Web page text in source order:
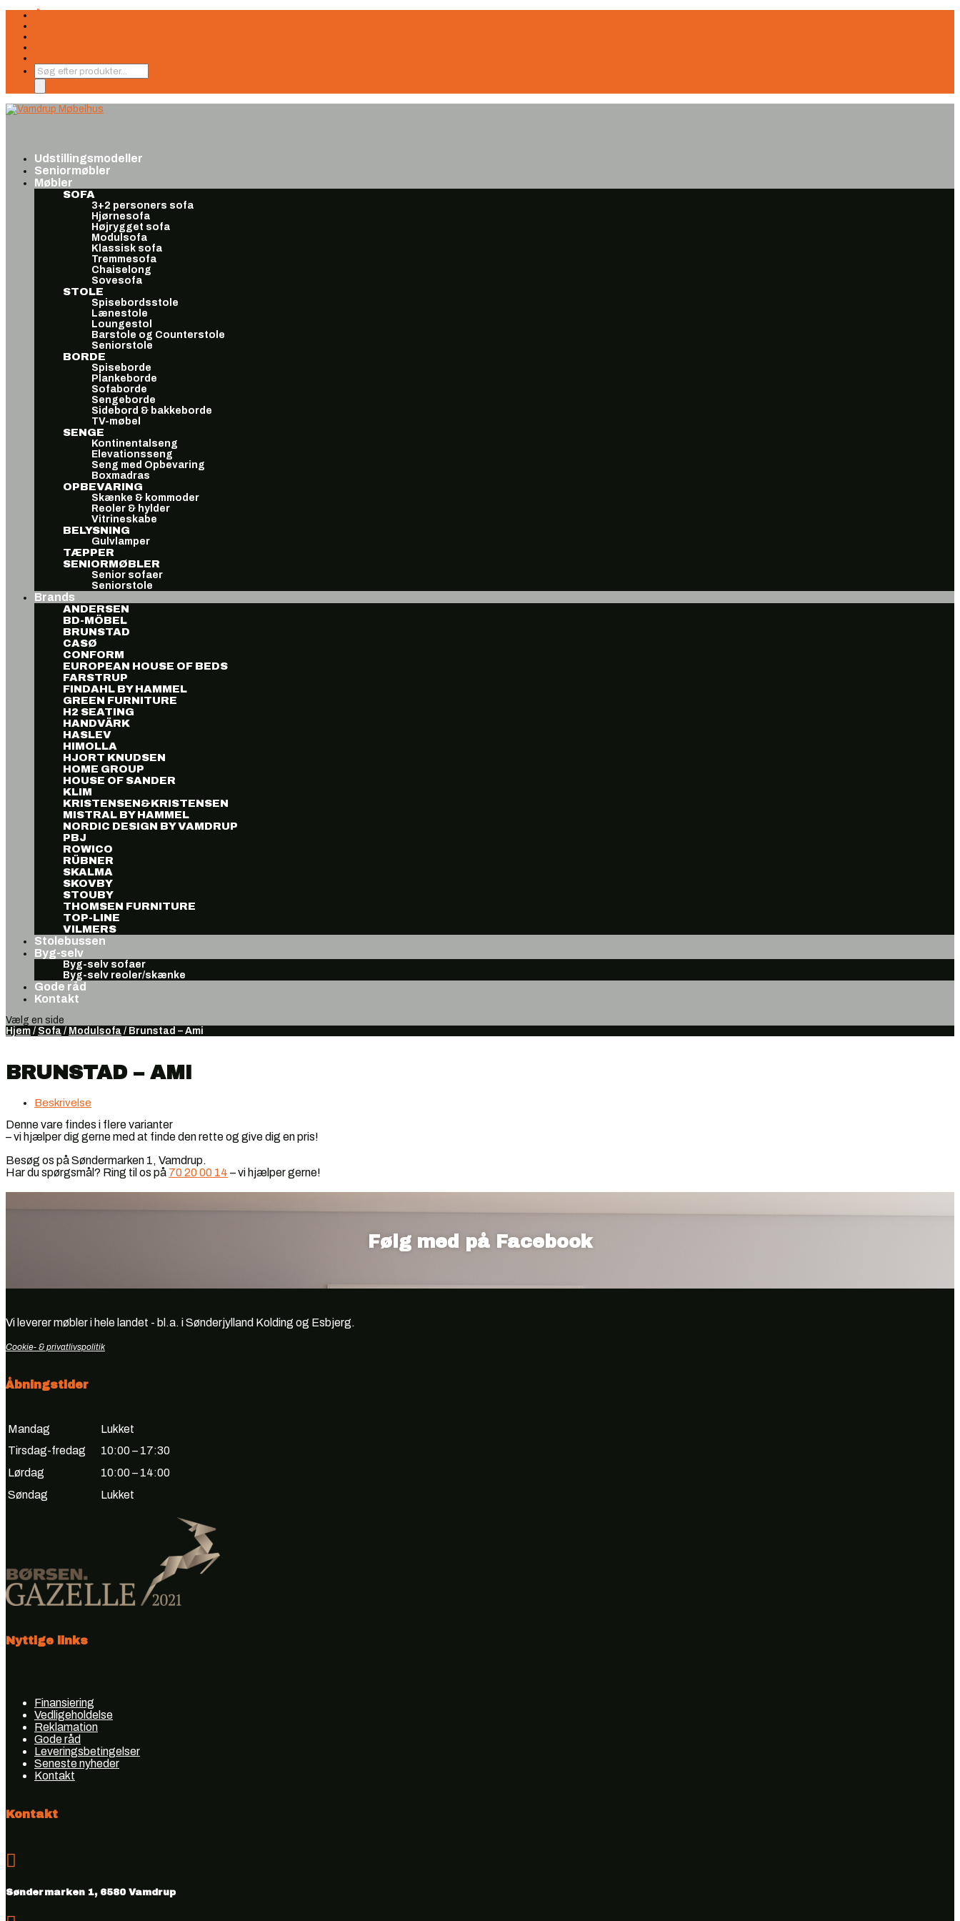
Products
search
Udstillingsmodeller
Seniormøbler
Møbler
SOFA
3+2 personers sofa
Hjørnesofa
Højrygget sofa
Modulsofa
Klassisk sofa
Tremmesofa
Chaiselong
Sovesofa
STOLE
Spisebordsstole
Lænestole
Loungestol
Barstole og Counterstole
Seniorstole
BORDE
Spiseborde
Plankeborde
Sofaborde
Sengeborde
Sidebord & bakkeborde
TV-møbel
SENGE
Kontinentalseng
Elevationsseng
Seng med Opbevaring
Boxmadras
OPBEVARING
Skænke & kommoder
Reoler & hylder
Vitrineskabe
BELYSNING
Gulvlamper
TÆPPER
SENIORMØBLER
Senior sofaer
Seniorstole
Brands
ANDERSEN
BD-MÖBEL
BRUNSTAD
CASØ
CONFORM
EUROPEAN HOUSE OF BEDS
FARSTRUP
FINDAHL BY HAMMEL
GREEN FURNITURE
H2 SEATING
HANDVÄRK
HASLEV
HIMOLLA
HJORT KNUDSEN
HOME GROUP
HOUSE OF SANDER
KLIM
KRISTENSEN&KRISTENSEN
MISTRAL BY HAMMEL
NORDIC DESIGN BY VAMDRUP
PBJ
ROWICO
RÜBNER
SKALMA
SKOVBY
STOUBY
THOMSEN FURNITURE
TOP-LINE
VILMERS
Stolebussen
Byg-selv
Byg-selv sofaer
Byg-selv reoler/skænke
Gode råd
Kontakt
Vælg en side
Hjem / Sofa / Modulsofa / Brunstad – Ami
BRUNSTAD – AMI
Beskrivelse
Denne vare findes i flere varianter
– vi hjælper dig gerne med at finde den rette og give dig en pris!
Besøg os på Søndermarken 1, Vamdrup.
Har du spørgsmål? Ring til os på 70 20 00 14 – vi hjælper gerne!
Følg med på Facebook
Vi leverer møbler i hele landet - bl.a. i Sønderjylland Kolding og Esbjerg.
Cookie- & privatlivspolitik
Åbningstider
Mandag
Lukket
Tirsdag-fredag
10:00 – 17:30
Lørdag
10:00 – 14:00
Søndag
Lukket
Nyttige links
Finansiering
Vedligeholdelse
Reklamation
Gode råd
Leveringsbetingelser
Seneste nyheder
Kontakt
Kontakt

Søndermarken 1, 6580 Vamdrup